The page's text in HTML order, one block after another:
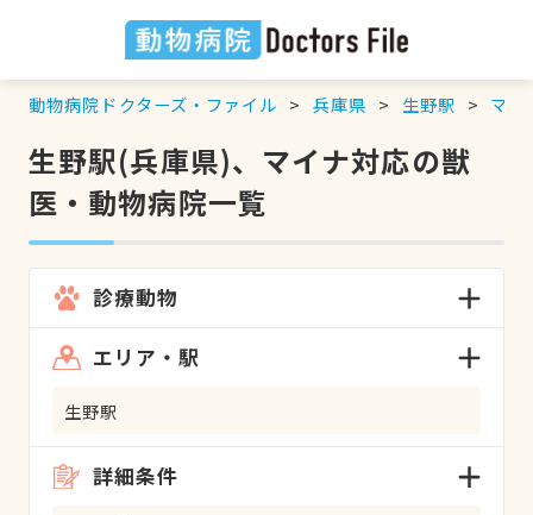
動物病院ドクターズ・ファイル 兵庫県 生野駅 マイ
生野駅(兵庫県)、マイナ対応の獣
医・動物病院一覧
診療動物
エリア・駅
生野駅
詳細条件